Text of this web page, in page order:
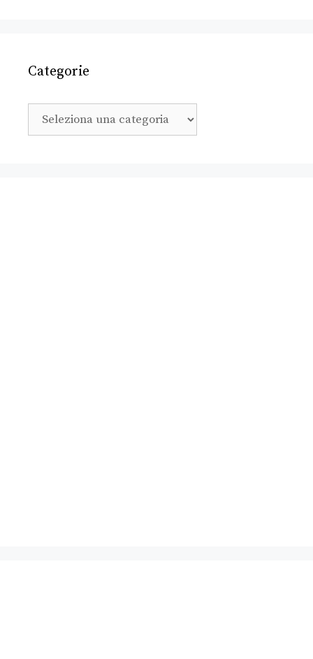
Categorie